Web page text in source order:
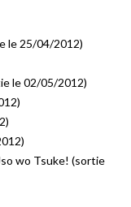
le 25/04/2012)
le 02/05/2012)
wo Tsuke! (sortie